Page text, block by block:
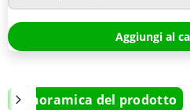
Aggiungi al
Panoramica del prodotto